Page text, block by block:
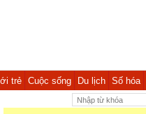
trẻ Cuộc sống Du lịch Số hóa